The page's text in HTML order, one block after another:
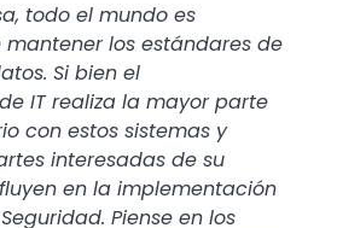
todo el mundo es
los estándares de
Si bien el
IT realiza la mayor parte
con estos sistemas y
interesadas de su
en la implementación
Piense en los